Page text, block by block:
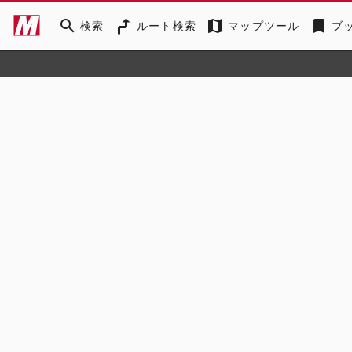
search 検索 ルート検索 map マップツール bookmark ブ